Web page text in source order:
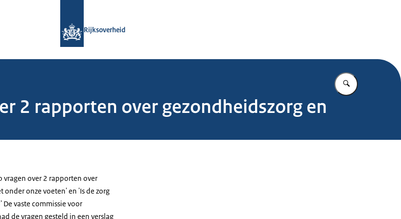
Rijksoverheid
Vul in wat u
2 rapporten over gezondheidszorg en
over 2 rapporten over
onder onze voeten' en 'Is de zorg
vaste commissie voor
de vragen gesteld in een verslag